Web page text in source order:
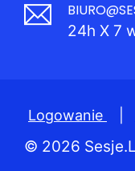
24h X 7
Logowanie
© 2026